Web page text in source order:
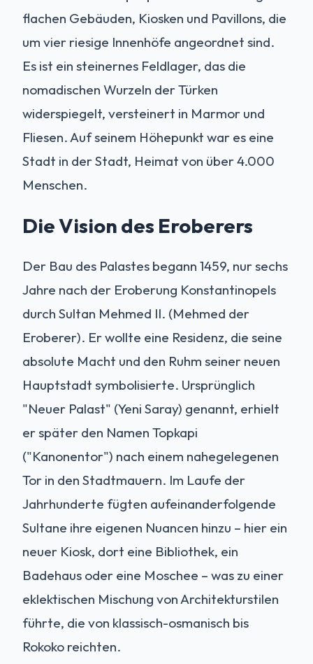
flachen Gebäuden, Kiosken und Pavillons, die
um vier riesige Innenhöfe angeordnet sind.
Es ist ein steinernes Feldlager, das die
nomadischen Wurzeln der Türken
widerspiegelt, versteinert in Marmor und
Fliesen. Auf seinem Höhepunkt war es eine
Stadt in der Stadt, Heimat von über 4.000
Menschen.
Die Vision des Eroberers
Der Bau des Palastes begann 1459, nur sechs
Jahre nach der Eroberung Konstantinopels
durch Sultan Mehmed II. (Mehmed der
Eroberer). Er wollte eine Residenz, die seine
absolute Macht und den Ruhm seiner neuen
Hauptstadt symbolisierte. Ursprünglich
"Neuer Palast" (Yeni Saray) genannt, erhielt
er später den Namen Topkapi
("Kanonentor") nach einem nahegelegenen
Tor in den Stadtmauern. Im Laufe der
Jahrhunderte fügten aufeinanderfolgende
Sultane ihre eigenen Nuancen hinzu – hier ein
neuer Kiosk, dort eine Bibliothek, ein
Badehaus oder eine Moschee – was zu einer
eklektischen Mischung von Architekturstilen
führte, die von klassisch-osmanisch bis
Rokoko reichten.